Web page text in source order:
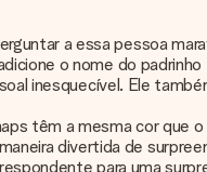
a essa pessoa
o nome do
inesquecível. Ele
têm a mesma cor que
divertida de
para uma